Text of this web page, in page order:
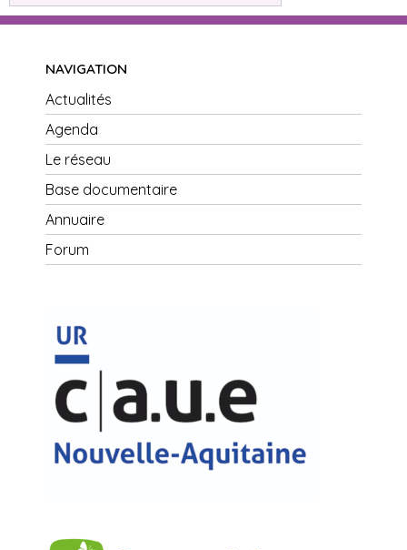
NAVIGATION
Actualités
Agenda
Le réseau
Base documentaire
Annuaire
Forum